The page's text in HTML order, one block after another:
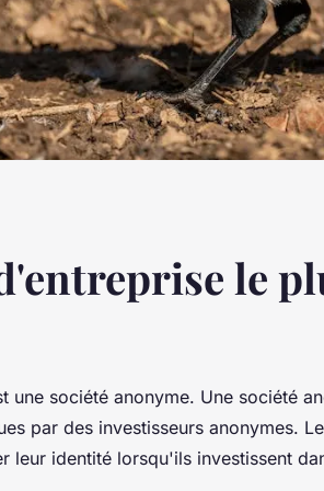
le
société anonyme. Une société
par des investisseurs anonymes.
leur identité lorsqu'ils investissent